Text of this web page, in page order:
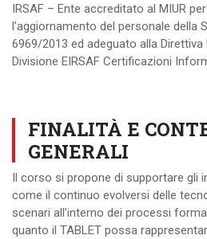
IRSAF – Ente accreditato al MIUR
l’aggiornamento del personale della
6969/2013 ed adeguato alla
Divisione EIRSAF Certificazioni
FINALITÀ E
GENERALI
Il corso si propone di supportare gli
come il continuo evolversi delle
scenari all’interno dei processi
quanto il TABLET possa